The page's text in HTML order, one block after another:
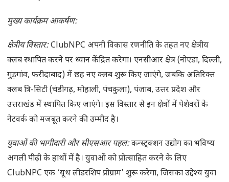
मुख्य कार्यक्रम आकर्षण:
क्षेत्रीय विस्तार:ClubNPC अपनी विकास रणनीति के तहत नए क्षेत्रीय
क्लब स्थापित करने पर ध्यान केंद्रित करेगा। एनसीआर क्षेत्र (नोएडा, दिल्ली,
गुड़गांव, फरीदाबाद) में छह नए क्लब शुरू किए जाएंगे, जबकि अतिरिक्त
क्लब त्रि-सिटी (चंडीगढ़, मोहाली, पंचकुला), पंजाब, उत्तर प्रदेश और
उत्तराखंड में स्थापित किए जाएंगे। इस विस्तार से इन क्षेत्रों में पेशेवरों के
नेटवर्क को मजबूत करने की उम्मीद है।
युवाओं की भागीदारी और सीएसआर पहल:कन्स्ट्रक्शन उद्योग का भविष्य
अगली पीढ़ी के हाथों में है। युवाओं को प्रोत्साहित करने के लिए
ClubNPC एक ‘यूथ लीडरशिप प्रोग्राम’ शुरू करेगा, जिसका उद्देश्य युवा